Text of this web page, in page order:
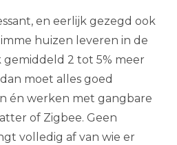
en eerlijk gezegd ook
huizen leveren in de
gemiddeld 2 tot 5% meer
moet alles goed
én werken met gangbare
of Zigbee. Geen
volledig af van wie er